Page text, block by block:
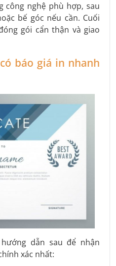
công nghệ phù hợp, sau
bế góc nếu cần. Cuối
gói cẩn thận và giao
báo giá in nhanh
dẫn sau để nhận
xác nhất: